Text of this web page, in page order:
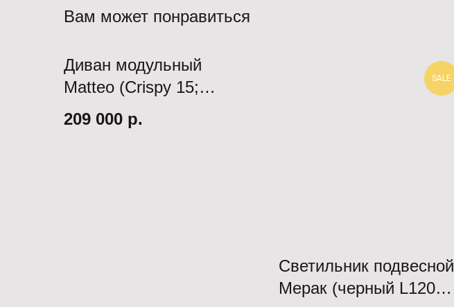
Вам может понравиться
Диван модульный
Matteo (Crispy 15;
комплект:средний,отто
манка, удлиненный,
209 000 р.
SALE
Светильник подвесной
Мерак (черный L120